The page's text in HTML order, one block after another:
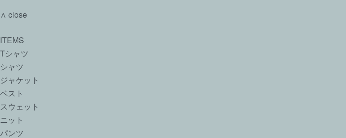
∧ close
ITEMS
Tシャツ
シャツ
ジャケット
ベスト
スウェット
ニット
パンツ